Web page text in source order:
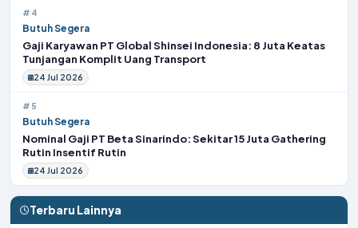
24 Jul 2026
#5
Butuh Segera
Nominal Gaji PT Beta Sinarindo: Sekitar 15 Juta Gathering
24 Jul 2026
Terbaru Lainnya
#1
Dibutuhkan
Sales Sparepart